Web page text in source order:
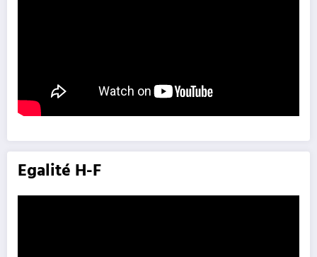
Egalité H-F